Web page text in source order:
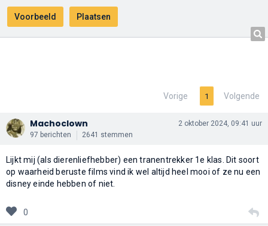
Vorige 1 Volgende
Machoclown
97 berichten 2641 stemmen
2 oktober 2024, 09:41 uur
Lijkt mij (als dierenliefhebber) een tranentrekker 1e klas. Dit soort
op waarheid beruste films vind ik wel altijd heel mooi of ze nu een
disney einde hebben of niet.
0